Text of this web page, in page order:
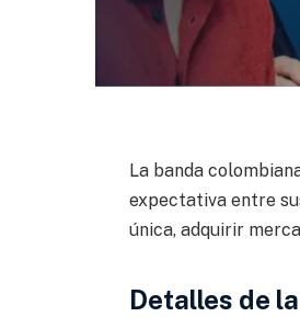
La banda
expectativa entre
única, adquirir
Detalles de